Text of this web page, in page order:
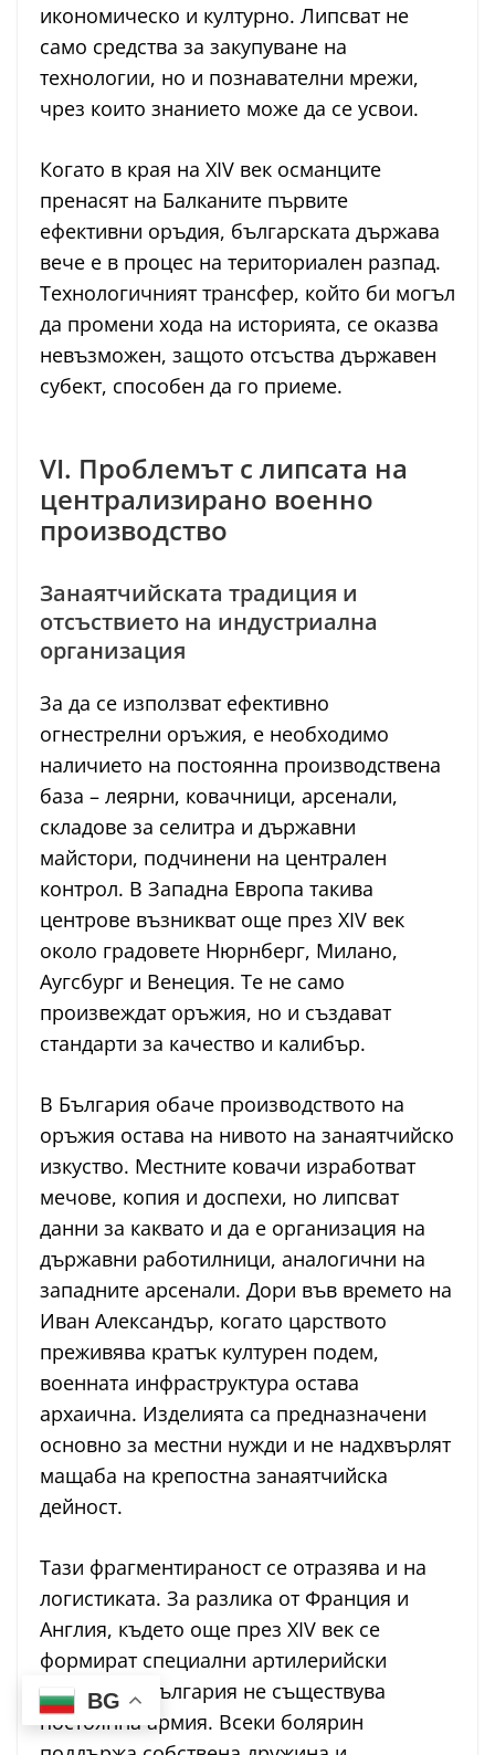
икономическо и културно. Липсват не
само средства за закупуване на
технологии, но и познавателни мрежи,
чрез които знанието може да се усвои.
Когато в края на XIV век османците
пренасят на Балканите първите
ефективни оръдия, българската държава
вече е в процес на териториален разпад.
Технологичният трансфер, който би могъл
да промени хода на историята, се оказва
невъзможен, защото отсъства държавен
субект, способен да го приеме.
VI. Проблемът с липсата на
централизирано военно
производство
Занаятчийската традиция и
отсъствието на индустриална
организация
За да се използват ефективно
огнестрелни оръжия, е необходимо
наличието на постоянна производствена
база – леярни, ковачници, арсенали,
складове за селитра и държавни
майстори, подчинени на централен
контрол. В Западна Европа такива
центрове възникват още през XIV век
около градовете Нюрнберг, Милано,
Аугсбург и Венеция. Те не само
произвеждат оръжия, но и създават
стандарти за качество и калибър.
В България обаче производството на
оръжия остава на нивото на занаятчийско
изкуство. Местните ковачи изработват
мечове, копия и доспехи, но липсват
данни за каквато и да е организация на
държавни работилници, аналогични на
западните арсенали. Дори във времето на
Иван Александър, когато царството
преживява кратък културен подем,
военната инфраструктура остава
архаична. Изделията са предназначени
основно за местни нужди и не надхвърлят
мащаба на крепостна занаятчийска
дейност.
Тази фрагментираност се отразява и на
логистиката. За разлика от Франция и
Англия, където още през XIV век се
формират специални артилерийски
корпуси, в България не съществува
постоянна армия. Всеки болярин
BG